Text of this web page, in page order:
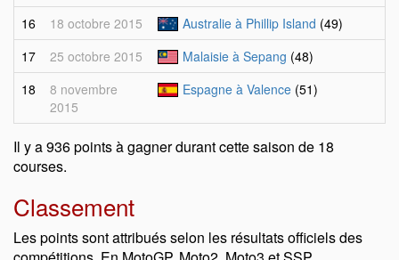
16
18 octobre 2015 Australie à Phillip Island (49)
17
25 octobre 2015 Malaisie à Sepang (48)
18
8 novembre
2015
Espagne à Valence (51)
Il y a 936 points à gagner durant cette saison de 18
courses.
Classement
Les points sont attribués selon les résultats officiels des